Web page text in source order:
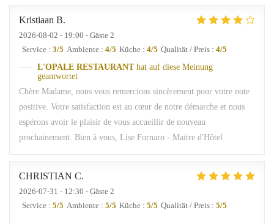
Kristiaan B
2026-08-02 - 19:00 - Gäste 2
Service : 3/5 Ambiente : 4/5 Küche : 4/5 Qualität / Preis : 4/5
L'OPALE RESTAURANT hat auf diese Meinung
geantwortet
Chère Madame, nous vous remercions sincèrement pour votre note
positive. Votre satisfaction est au cœur de notre démarche et nous
espérons avoir le plaisir de vous accueillir de nouveau
prochainement. Bien à vous, Lise Fornaro - Maitre d'Hôtel
CHRISTIAN C
2026-07-31 - 12:30 - Gäste 2
Service : 5/5 Ambiente : 5/5 Küche : 5/5 Qualität / Preis : 5/5